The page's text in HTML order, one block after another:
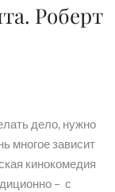
Роберт
дело, нужно
многое зависит
кинокомедия
– с